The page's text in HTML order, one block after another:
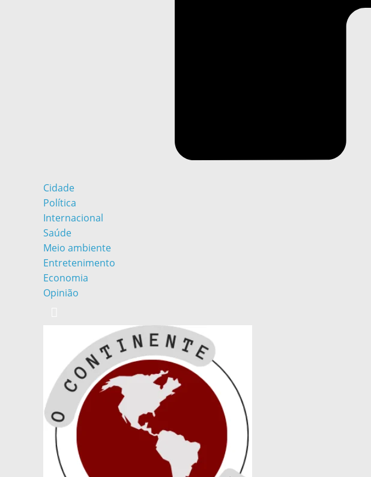
Cidade
Política
Internacional
Saúde
Meio ambiente
Entretenimento
Economia
Opinião